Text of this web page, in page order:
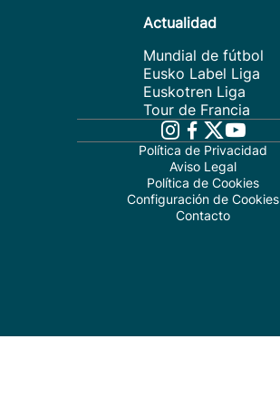
Actualidad
Mundial de fútbol
Eusko Label Liga
Euskotren Liga
Tour de Francia
Política de Privacidad
Aviso Legal
Política de Cookies
Configuración de Cookies
Contacto